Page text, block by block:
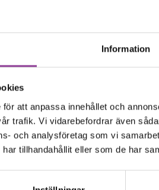
Information
att anpassa innehållet och
trafik. Vi vidarebefordrar även
och analysföretag som vi
tillhandahållit eller som de har
modell